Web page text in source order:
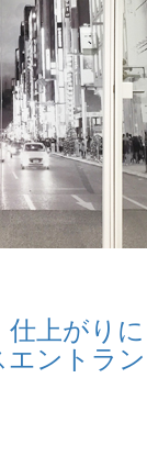
上がりに
ントラン